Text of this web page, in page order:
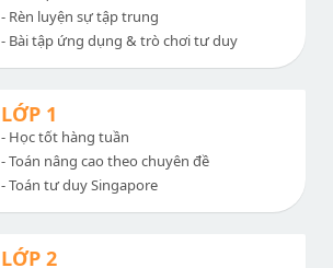
- Rèn luyện sự tập trung
- Bài tập ứng dụng & trò chơi tư duy
LỚP 1
- Học tốt hàng tuần
- Toán nâng cao theo chuyên đề
- Toán tư duy Singapore
LỚP 2